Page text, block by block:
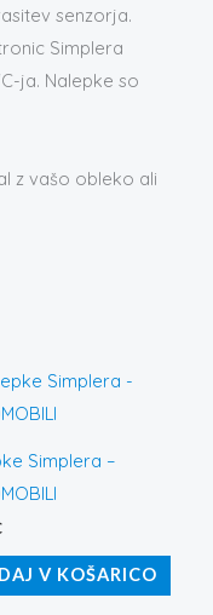
senzorja.
Simplera
ja. Nalepke so
z vašo obleko ali
Simplera –
V KOŠARICO